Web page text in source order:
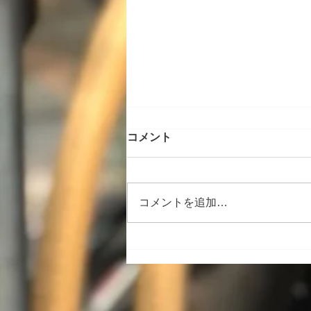
ブログ更新しました！
コメント
コメントを追加…